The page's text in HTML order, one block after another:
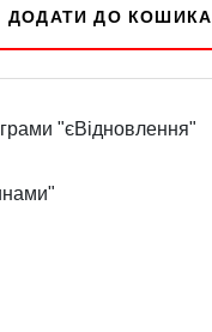
ДОДАТИ ДО КОШИКА